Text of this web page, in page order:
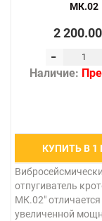
МК.02
2
Наличие:
КУПИТЬ В 1
отпугиватель
МК.02" отличается
увеличенной